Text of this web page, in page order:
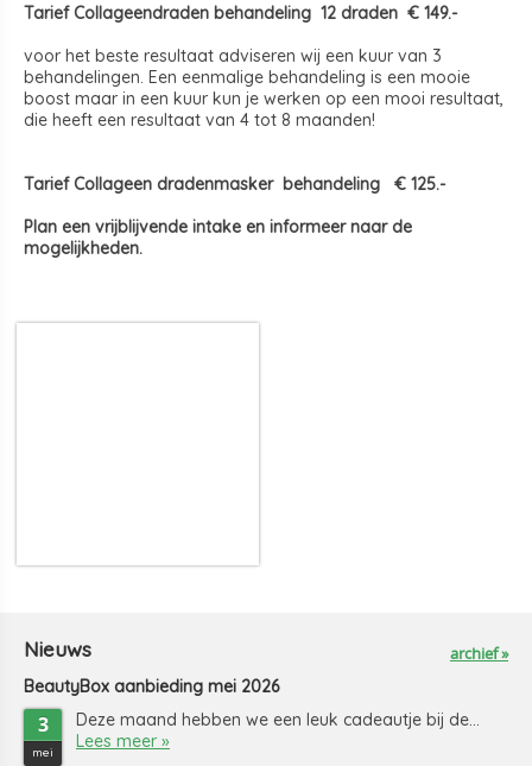
Tarief Collageendraden behandeling 12 draden € 149.-
voor het beste resultaat adviseren wij een kuur van 3
behandelingen. Een eenmalige behandeling is een mooie
boost maar in een kuur kun je werken op een mooi resultaat,
die heeft een resultaat van 4 tot 8 maanden!
Tarief Collageen dradenmasker behandeling € 125.-
Plan een vrijblijvende intake en informeer naar de
mogelijkheden.
Nieuws
archief »
BeautyBox aanbieding mei 2026
3
mei
Deze maand hebben we een leuk cadeautje bij de...
Lees meer »